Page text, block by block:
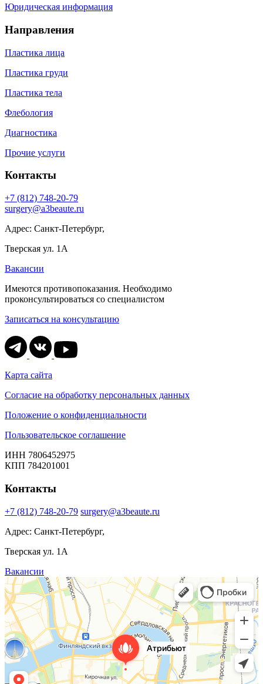
Юридическая информация
Направления
Пластика лица
Пластика груди
Пластика тела
Флебология
Диагностика
Прочие услуги
Контакты
+7 (812) 748-20-79
surgery@a3beaute.ru
Адрес: Санкт-Петербург,
Тверская ул. 1А
Вакансии
Имеются противопоказания. Необходимо
проконсультироваться со специалистом
Записаться на консультацию
Карта сайта
Согласие на обработку персональных данных
Положение о конфиденциальности
Пользовательское соглашение
ИНН 7806452975
КПП 784201001
Контакты
+7 (812) 748-20-79 surgery@a3beaute.ru
Адрес: Санкт-Петербург,
Тверская ул. 1А
Вакансии